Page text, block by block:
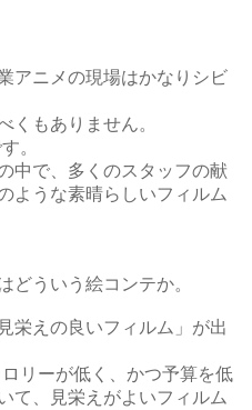
アニメの現場はかなりシビ
くもありません。
。
中で、多くのスタッフの献
ような素晴らしいフィルム
どういう絵コンテか。
栄えの良いフィルム」が出
リーが低く、かつ予算を低
て、見栄えがよいフィルム